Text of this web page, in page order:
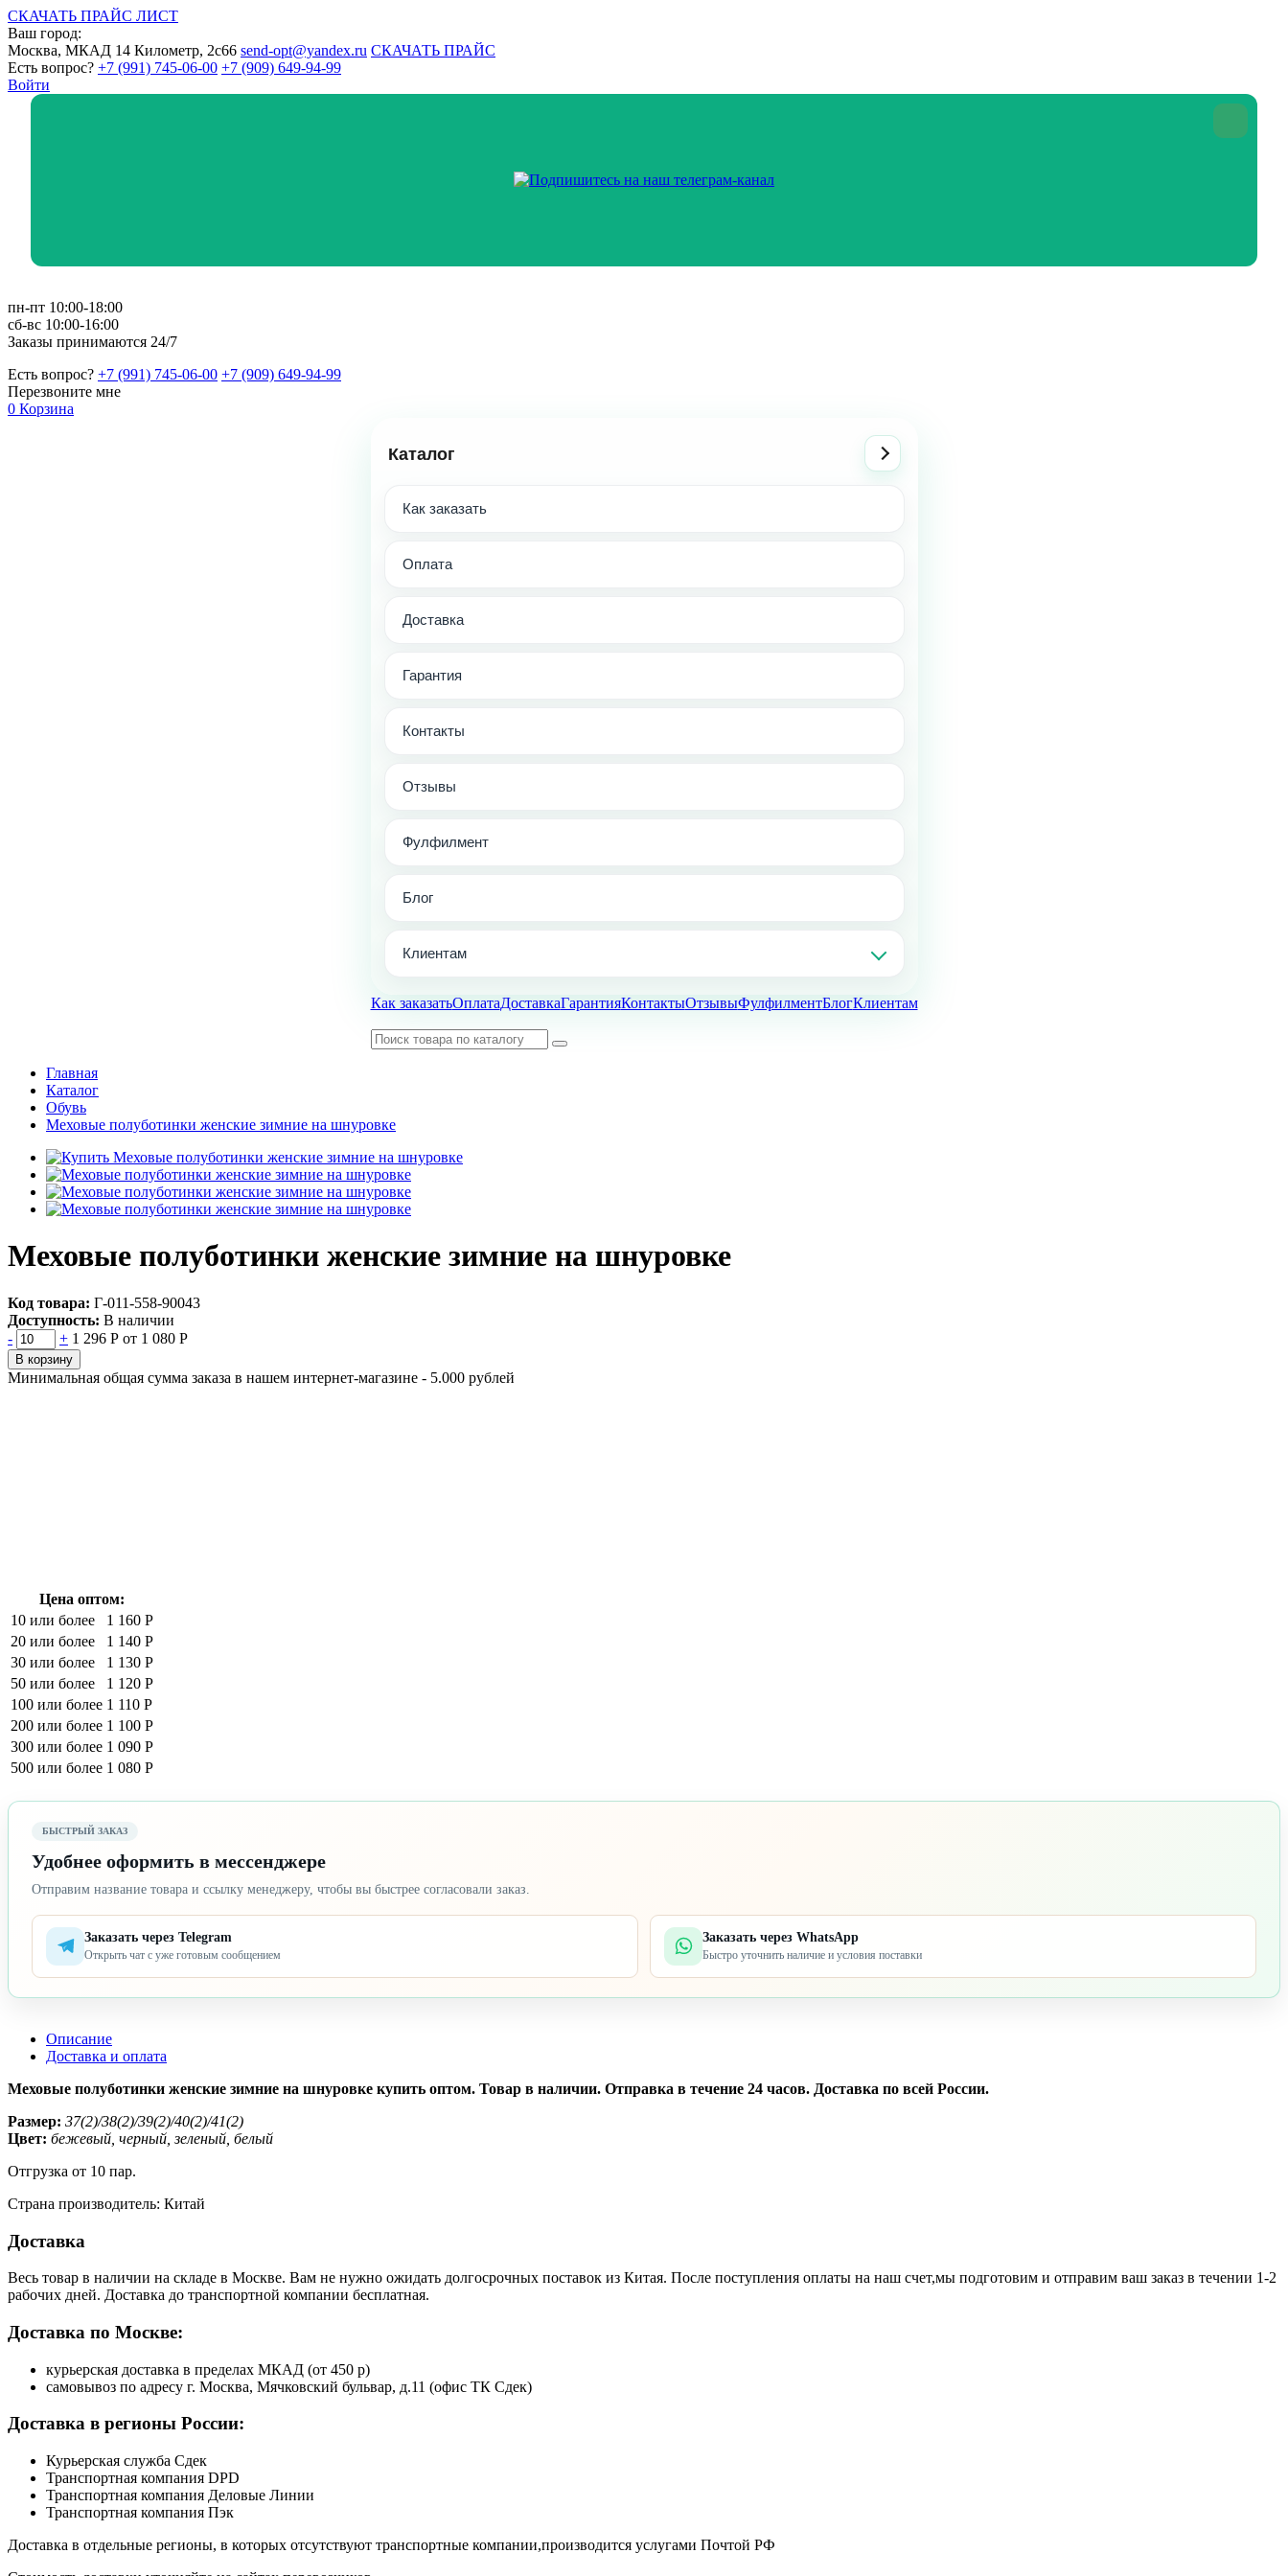
СКАЧАТЬ ПРАЙС ЛИСТ
Ваш город:
Москва, МКАД 14 Километр, 2с66 send-opt@yandex.ru СКАЧАТЬ ПРАЙС
Есть вопрос? +7 (991) 745-06-00 +7 (909) 649-94-99
Войти
пн-пт 10:00-18:00
сб-вс 10:00-16:00
Заказы принимаются 24/7
Есть вопрос? +7 (991) 745-06-00 +7 (909) 649-94-99
Перезвоните мне
0 Корзина
Каталог
Как заказать
Оплата
Доставка
Гарантия
Контакты
Отзывы
Фулфилмент
Блог
Клиентам
Как заказатьОплатаДоставкаГарантияКонтактыОтзывыФулфилментБлогКлиентам
Главная
Каталог
Обувь
Меховые полуботинки женские зимние на шнуровке
Меховые полуботинки женские зимние на шнуровке
Код товара: Г-011-558-90043
Доступность: В наличии
-
+ 1 296 Р от 1 080 Р
В корзину
Минимальная общая сумма заказа в нашем интернет-магазине - 5.000 рублей
Цена оптом:
10 или более
1 160 Р
20 или более
1 140 Р
30 или более
1 130 Р
50 или более
1 120 Р
100 или более 1 110 Р
200 или более 1 100 Р
300 или более 1 090 Р
500 или более 1 080 Р
БЫСТРЫЙ ЗАКАЗ
Удобнее оформить в мессенджере
Отправим название товара и ссылку менеджеру, чтобы вы быстрее согласовали заказ.
Заказать через Telegram
Открыть чат с уже готовым сообщением
Заказать через WhatsApp
Быстро уточнить наличие и условия поставки
Описание
Доставка и оплата
Меховые полуботинки женские зимние на шнуровке купить оптом. Товар в наличии. Отправка в течение 24 часов. Доставка по всей России.
Размер: 37(2)/38(2)/39(2)/40(2)/41(2)
Цвет: бежевый, черный, зеленый, белый
Отгрузка от 10 пар.
Страна производитель: Китай
Доставка
Весь товар в наличии на складе в Москве. Вам не нужно ожидать долгосрочных поставок из Китая. После поступления оплаты на наш счет,мы подготовим и отправим ваш заказ в течении 1-2
рабочих дней. Доставка до транспортной компании бесплатная.
Доставка по Москве:
курьерская доставка в пределах МКАД (от 450 р)
самовывоз по адресу г. Москва, Мячковский бульвар, д.11 (офис ТК Сдек)
Доставка в регионы России:
Курьерская служба Сдек
Транспортная компания DPD
Транспортная компания Деловые Линии
Транспортная компания Пэк
Доставка в отдельные регионы, в которых отсутствуют транспортные компании,производится услугами Почтой РФ